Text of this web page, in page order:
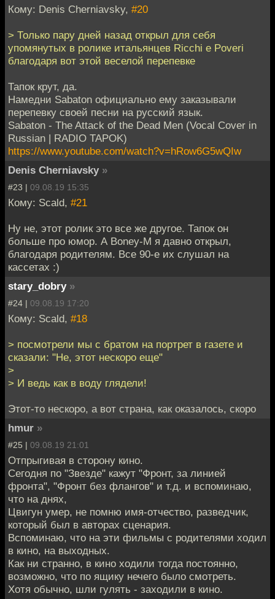
Кому: Denis Cherniavsky, #20
> Только пару дней назад открыл для себя
упомянутых в ролике итальянцев Ricchi e Poveri
благодаря вот этой веселой перепевке
Тапок крут, да.
Намедни Sabaton официально ему заказывали
перепевку своей песни на русский язык.
Sabaton - The Attack of the Dead Men (Vocal Cover in
Russian | RADIO TAPOK)
https://www.youtube.com/watch?v=hRow6G5wQIw
Denis Cherniavsky »
#23 | 09.08.19 15:35
Кому: Scald, #21
Ну не, этот ролик это все же другое. Тапок он
больше про юмор. А Boney-M я давно открыл,
благодаря родителям. Все 90-е их слушал на
кассетах :)
stary_dobry »
#24 | 09.08.19 17:20
Кому: Scald, #18
> посмотрели мы с братом на портрет в газете и
сказали: "Не, этот нескоро еще"
>
> И ведь как в воду глядели!
Этот-то нескоро, а вот страна, как оказалось, скоро
hmur »
#25 | 09.08.19 21:01
Отпрыгивая в сторону кино.
Сегодня по "Звезде" кажут "Фронт, за линией
фронта", "Фронт без флангов" и т.д. и вспоминаю,
что на днях,
Цвигун умер, не помню имя-отчество, разведчик,
который был в авторах сценария.
Вспоминаю, что на эти фильмы с родителями ходил
в кино, на выходных.
Как ни странно, в кино ходили тогда постоянно,
возможно, что по ящику нечего было смотреть.
Хотя обычно, шли гулять - заходили в кино.